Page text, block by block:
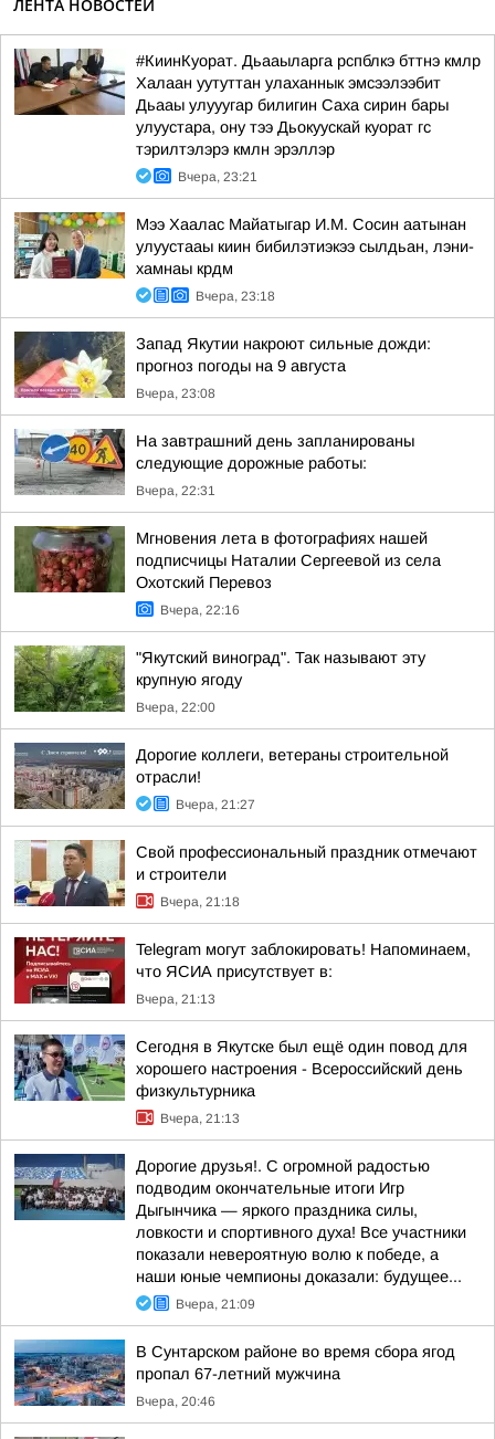
ЛЕНТА НОВОСТЕЙ
#КиинКуорат. Дьааыларга рспблкэ бттнэ кмлр
Халаан уутуттан улаханнык эмсээлээбит
Дьааы улууугар билигин Саха сирин бары
улуустара, ону тээ Дьокуускай куорат гс
тэрилтэлэрэ кмлн эрэллэр
Вчера, 23:21
Мээ Хаалас Майатыгар И.М. Сосин аатынан
улуустааы киин бибилэтиэкээ сылдьан, лэни-
хамнаы крдм
Вчера, 23:18
Запад Якутии накроют сильные дожди:
прогноз погоды на 9 августа
Вчера, 23:08
На завтрашний день запланированы
следующие дорожные работы:
Вчера, 22:31
Мгновения лета в фотографиях нашей
подписчицы Наталии Сергеевой из села
Охотский Перевоз
Вчера, 22:16
"Якутский виноград". Так называют эту
крупную ягоду
Вчера, 22:00
Дорогие коллеги, ветераны строительной
отрасли!
Вчера, 21:27
Свой профессиональный праздник отмечают
и строители
Вчера, 21:18
Telegram могут заблокировать! Напоминаем,
что ЯСИА присутствует в:
Вчера, 21:13
Сегодня в Якутске был ещё один повод для
хорошего настроения - Всероссийский день
физкультурника
Вчера, 21:13
Дорогие друзья!. С огромной радостью
подводим окончательные итоги Игр
Дыгынчика — яркого праздника силы,
ловкости и спортивного духа! Все участники
показали невероятную волю к победе, а
наши юные чемпионы доказали: будущее...
Вчера, 21:09
В Сунтарском районе во время сбора ягод
пропал 67-летний мужчина
Вчера, 20:46